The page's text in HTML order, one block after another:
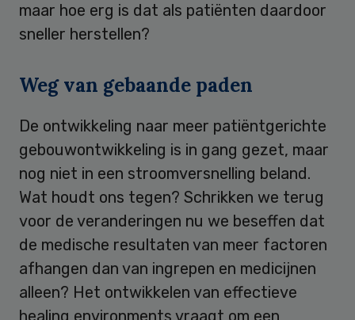
maar hoe erg is dat als patiënten daardoor
sneller herstellen?
Weg van gebaande paden
De ontwikkeling naar meer patiëntgerichte
gebouwontwikkeling is in gang gezet, maar
nog niet in een stroomversnelling beland.
Wat houdt ons tegen? Schrikken we terug
voor de veranderingen nu we beseffen dat
de medische resultaten van meer factoren
afhangen dan van ingrepen en medicijnen
alleen? Het ontwikkelen van effectieve
healing environments vraagt om een